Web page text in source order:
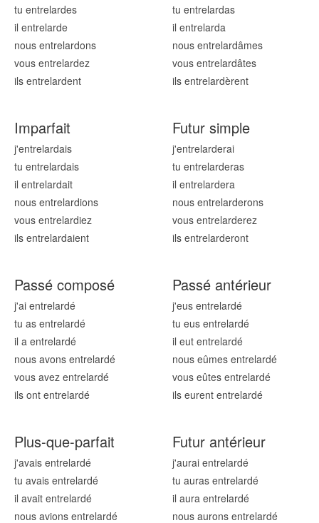
tu entrelardes
il entrelarde
nous entrelardons
vous entrelardez
ils entrelardent
tu entrelardas
il entrelarda
nous entrelardâmes
vous entrelardâtes
ils entrelardèrent
Imparfait
j'entrelardais
tu entrelardais
il entrelardait
nous entrelardions
vous entrelardiez
ils entrelardaient
Futur simple
j'entrelarderai
tu entrelarderas
il entrelardera
nous entrelarderons
vous entrelarderez
ils entrelarderont
Passé composé
j'ai entrelardé
tu as entrelardé
il a entrelardé
nous avons entrelardé
vous avez entrelardé
ils ont entrelardé
Passé antérieur
j'eus entrelardé
tu eus entrelardé
il eut entrelardé
nous eûmes entrelardé
vous eûtes entrelardé
ils eurent entrelardé
Plus-que-parfait
j'avais entrelardé
tu avais entrelardé
il avait entrelardé
nous avions entrelardé
Futur antérieur
j'aurai entrelardé
tu auras entrelardé
il aura entrelardé
nous aurons entrelardé